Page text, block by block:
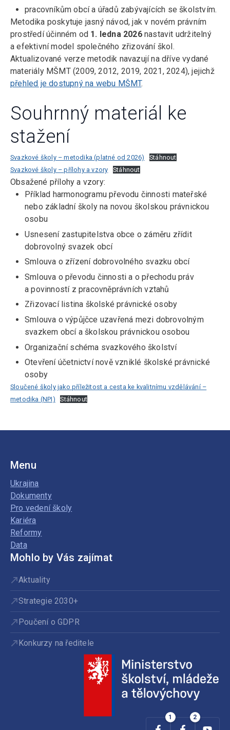
pracovníkům obcí a úřadů zabývajících se školstvím.
Metodika poskytuje jasný návod, jak v novém právním
prostředí účinném od 1. ledna 2026nastavit udržitelný
a efektivní model společného zřizování škol.
Aktualizované verze metodik navazují na dříve vydané
materiály MŠMT (2009, 2012, 2019, 2021, 2024), jejichž
přehled je dostupný na webu MŠMT.
Souhrnný materiál ke
stažení
Svazkové školy – metodika (platné od 2026)
Stáhnout
Svazkové školy – přílohy a vzory
Stáhnout
Obsažené přílohy a vzory:
Příklad harmonogramu převodu činnosti mateřské
nebo základní školy na novou školskou právnickou
osobu
Usnesení zastupitelstva obce o záměru zřídit
dobrovolný svazek obcí
Smlouva o zřízení dobrovolného svazku obcí
Smlouva o převodu činnosti a o přechodu práv
a povinností z pracovněprávních vztahů
Zřizovací listina školské právnické osoby
Smlouva o výpůjčce uzavřená mezi dobrovolným
svazkem obcí a školskou právnickou osobou
Organizační schéma svazkového školství
Otevření účetnictví nově vzniklé školské právnické
osoby
Sloučené školy jako příležitost a cesta ke kvalitnímu vzdělávání –
metodika (NPI)
Stáhnout
Menu
Ukrajina
Dokumenty
Pro vedení školy
Kariéra
Reformy
Data
Mohlo by Vás zajímat
Aktuality
Strategie 2030+
Poučení o GDPR
Konkurzy na ředitele